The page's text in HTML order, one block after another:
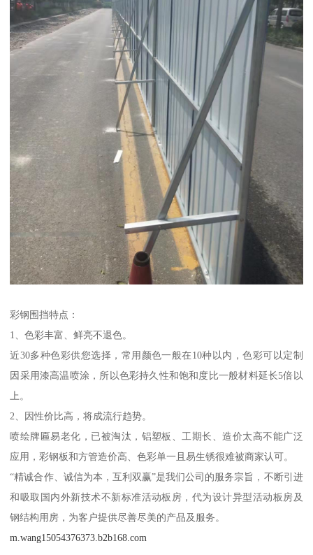
彩钢围挡特点：
1、色彩丰富、鲜亮不退色。
近30多种色彩供您选择，常用颜色一般在10种以内，色彩可以定制
因采用漆高温喷涂，所以色彩持久性和饱和度比一般材料延长5倍以
上。
2、因性价比高，将成流行趋势。
喷绘牌匾易老化，已被淘汰，铝塑板、工期长、造价太高不能广泛
应用，彩钢板和方管造价高、色彩单一且易生锈很难被商家认可。
“精诚合作、诚信为本，互利双赢”是我们公司的服务宗旨，不断引进
和吸取国内外新技术不新标准活动板房，代为设计异型活动板房及
钢结构用房，为客户提供尽善尽美的产品及服务。
m.wang15054376373.b2b168.com